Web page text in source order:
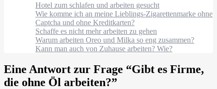
Hotel zum schlafen und arbeiten gesucht
Wie komme ich an meine Lieblings-Zigarettenmarke ohne
Captcha und ohne Kreditkarten?
Schaffe es nicht mehr arbeiten zu gehen
Warum arbeiten Oreo und Milka so eng zusammen?
Kann man auch von Zuhause arbeiten? Wie?
Eine Antwort zur Frage “Gibt es Firme,
die ohne Öl arbeiten?”